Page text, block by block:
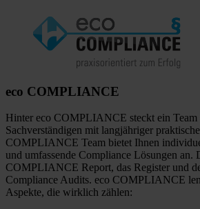
eco COMPLIANCE
Hinter eco COMPLIANCE steckt ein Team
Sachverständigen mit langjähriger
COMPLIANCE Team bietet Ihnen
und umfassende Compliance Lösungen an.
COMPLIANCE Report, das Register und
Compliance Audits. eco COMPLIANCE
Aspekte, die wirklich zählen: